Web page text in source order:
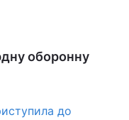
оборонну
до